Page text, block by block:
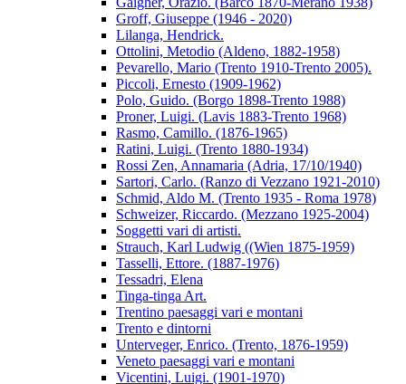
Groff, Giuseppe (1946 - 2020)
Lilanga, Hendrick.
Ottolini, Metodio (Aldeno, 1882-1958)
Pevarello, Mario (Trento 1910-Trento 2005).
Piccoli, Ernesto (1909-1962)
Polo, Guido. (Borgo 1898-Trento 1988)
Proner, Luigi. (Lavis 1883-Trento 1968)
Rasmo, Camillo. (1876-1965)
Ratini, Luigi. (Trento 1880-1934)
Rossi Zen, Annamaria (Adria, 17/10/1940)
Sartori, Carlo. (Ranzo di Vezzano 1921-2010)
Schmid, Aldo M. (Trento 1935 - Roma 1978)
Schweizer, Riccardo. (Mezzano 1925-2004)
Soggetti vari di artisti.
Strauch, Karl Ludwig ((Wien 1875-1959)
Tasselli, Ettore. (1887-1976)
Tessadri, Elena
Tinga-tinga Art.
Trentino paesaggi vari e montani
Trento e dintorni
Unterveger, Enrico. (Trento, 1876-1959)
Veneto paesaggi vari e montani
Vicentini, Luigi. (1901-1970)